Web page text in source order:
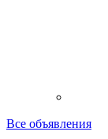
Все объявления